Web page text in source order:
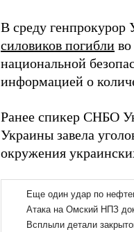
В среду
силовиков погибли
национальной
информацией о
Ранее спикер СНБО
Украины завела
окружения